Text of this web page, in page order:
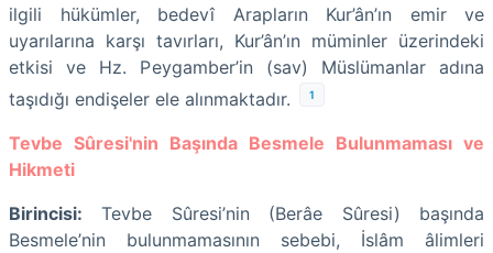
ilgili hükümler, bedevî Arapların Kur’ân’ın emir ve
uyarılarına karşı tavırları, Kur’ân’ın müminler üzerindeki
etkisi ve Hz. Peygamber’in (sav) Müslümanlar adına
taşıdığı endişeler ele alınmaktadır.
1
Tevbe Sûresi'nin Başında Besmele Bulunmaması ve
Hikmeti
Birincisi: Tevbe Sûresi’nin (Berâe Sûresi) başında
Besmele’nin bulunmamasının sebebi, İslâm âlimleri